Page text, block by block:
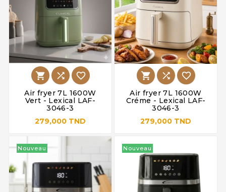
  
Air fryer 7L 1600W
Vert - Lexical LAF-
3046-3
279,000 TND
  
Air fryer 7L 1600W
Créme - Lexical LAF-
3046-3
279,000 TND
Nouveau Nouveau